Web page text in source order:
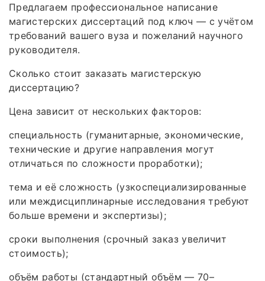
Предлагаем профессиональное написание
магистерских диссертаций под ключ — с учётом
требований вашего вуза и пожеланий научного
руководителя.
Сколько стоит заказать магистерскую
диссертацию?
Цена зависит от нескольких факторов:
специальность (гуманитарные, экономические,
технические и другие направления могут
отличаться по сложности проработки);
тема и её сложность (узкоспециализированные
или междисциплинарные исследования требуют
больше времени и экспертизы);
сроки выполнения (срочный заказ увеличит
стоимость);
объём работы (стандартный объём — 70–